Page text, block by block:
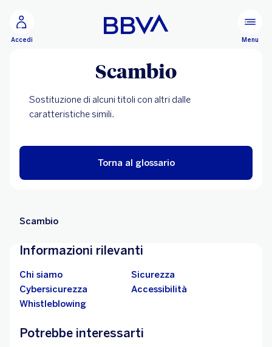
Configurare
Accedi Menu
Scambio
Sostituzione di alcuni titoli con altri dalle
caratteristiche simili.
Torna al glossario
Scambio
Informazioni rilevanti
Chi siamo
Sicurezza
Cybersicurezza
Accessibilità
Whistleblowing
Potrebbe interessarti